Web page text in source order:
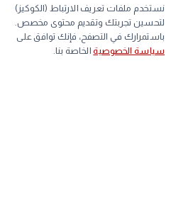
اللحم الساسو
mailالنشرة البريدية
home
الرئيسية
explore
استكشف
history
نستخدم ملفات تعريف الارتباط (الكوكيز)
لتحسين تجربتك وتقديم محتوى مخصص.
باستمرارك في التصفح، فإنك توافق على
سياسة الخصوصية الخاصة بنا.